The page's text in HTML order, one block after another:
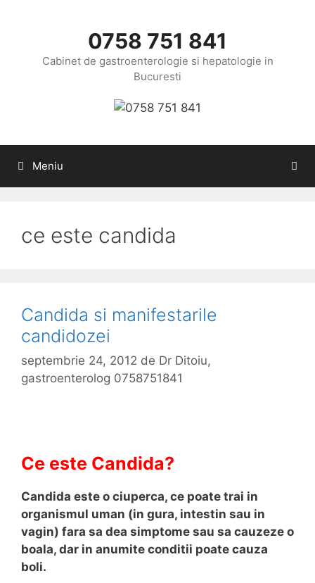
0758 751 841
Cabinet de gastroenterologie si hepatologie in
Bucuresti
Meniu
ce este candida
Candida si manifestarile
candidozei
septembrie 24, 2012 de Dr Ditoiu,
gastroenterolog 0758751841
Ce este Candida?
Candida este o ciuperca, ce poate trai in
organismul uman (in gura, intestin sau in
vagin) fara sa dea simptome sau sa cauzeze o
boala, dar in anumite conditii poate cauza
boli.